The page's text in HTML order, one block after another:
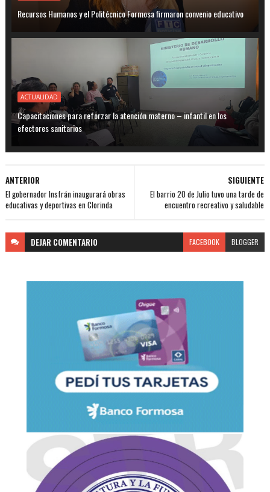
Recursos Humanos y el Politécnico Formosa firmaron convenio educativo
ACTUALIDAD
Capacitaciones para reforzar la atención materno – infantil en los
efectores sanitarios
SIGUIENTE
El barrio 20 de Julio tuvo una tarde de
encuentro recreativo y saludable
ANTERIOR
El gobernador Insfrán inaugurará obras
educativas y deportivas en Clorinda
DEJAR COMENTARIO FACEBOOK BLOGGER